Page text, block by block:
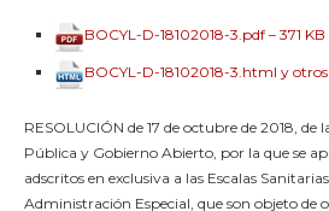
BOCYL-D-18102018-3.pdf – 371 KB
BOCYL-D-18102018-3.html y
RESOLUCIÓN de 17 de octubre de 2018, de
Pública y Gobierno Abierto, por la que se
adscritos en exclusiva a las Escalas
Administración Especial, que son objeto de